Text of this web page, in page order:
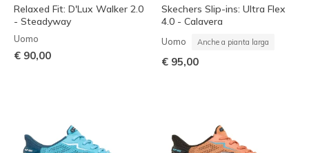
Relaxed Fit: D'Lux Walker 2.0
- Steadyway
Uomo
€ 90,00
Skechers Slip-ins: Ultra Flex
4.0 - Calavera
Uomo Anche a pianta larga
€ 95,00